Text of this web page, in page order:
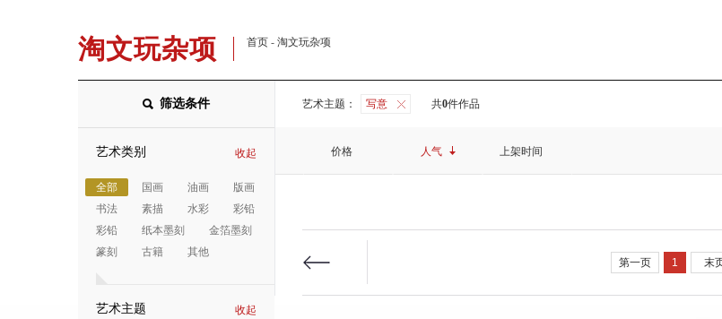
淘文玩杂项 首页 - 淘文玩杂项
筛选条件
艺术类别 收起
全部 国画 油画
版画
书法
素描 水彩
彩铅
彩铅
纸本墨刻
金箔墨刻
篆刻
古籍 其他
艺术主题 收起
艺术主题： 写意 共0件作品
价格 人气 上架时间
第一页 1 末